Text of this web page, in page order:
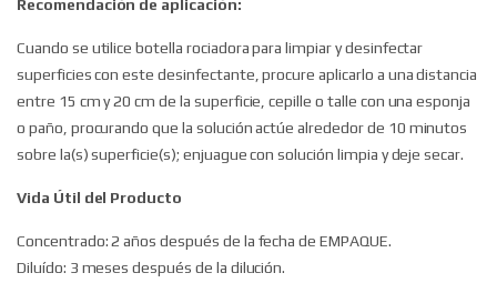
Recomendación de aplicación:
Cuando se utilice botella rociadora para limpiar y desinfectar
superficies con este desinfectante, procure aplicarlo a una distancia
entre 15 cm y 20 cm de la superficie, cepille o talle con una esponja
o paño, procurando que la solución actúe alrededor de 10 minutos
sobre la(s) superficie(s); enjuague con solución limpia y deje secar.
Vida Útil del Producto
Concentrado: 2 años después de la fecha de EMPAQUE.
Diluído: 3 meses después de la dilución.